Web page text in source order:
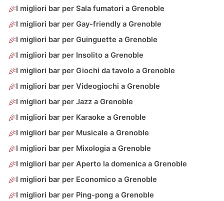
I migliori bar per Sala fumatori a Grenoble
I migliori bar per Gay-friendly a Grenoble
I migliori bar per Guinguette a Grenoble
I migliori bar per Insolito a Grenoble
I migliori bar per Giochi da tavolo a Grenoble
I migliori bar per Videogiochi a Grenoble
I migliori bar per Jazz a Grenoble
I migliori bar per Karaoke a Grenoble
I migliori bar per Musicale a Grenoble
I migliori bar per Mixologia a Grenoble
I migliori bar per Aperto la domenica a Grenoble
I migliori bar per Economico a Grenoble
I migliori bar per Ping-pong a Grenoble